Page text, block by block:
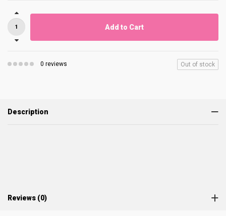
Add to Cart
0 reviews Out of stock
Description
Reviews (0)